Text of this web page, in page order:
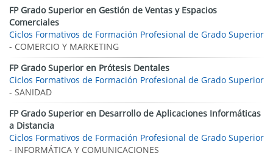
FP Grado Superior en Gestión de Ventas y Espacios
Comerciales
Ciclos Formativos de Formación Profesional de Grado Superior
- COMERCIO Y MARKETING
FP Grado Superior en Prótesis Dentales
Ciclos Formativos de Formación Profesional de Grado Superior
- SANIDAD
FP Grado Superior en Desarrollo de Aplicaciones Informáticas
a Distancia
Ciclos Formativos de Formación Profesional de Grado Superior
- INFORMÁTICA Y COMUNICACIONES